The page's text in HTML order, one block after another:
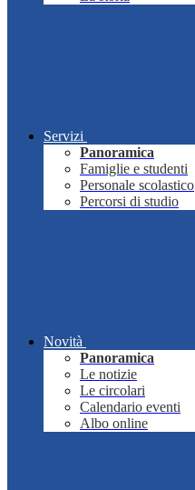
Servizi
Panoramica
Famiglie e studenti
Personale scolastico
Percorsi di studio
Novità
Panoramica
Le notizie
Le circolari
Calendario eventi
Albo online